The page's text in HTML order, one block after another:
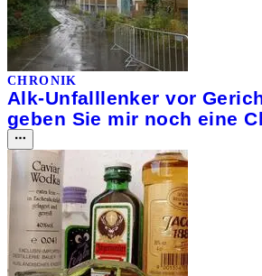
CHRONIK
Alk-Unfalllenker vor
geben Sie mir noch eine